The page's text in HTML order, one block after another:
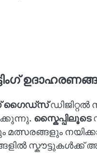
ഗൈഡ്സ്ഡിജിറ്റൽ
സ്കൈപ്പിലൂടെ
മത്സരങ്ങളും
സ്കൗട്ടുകൾക്ക്